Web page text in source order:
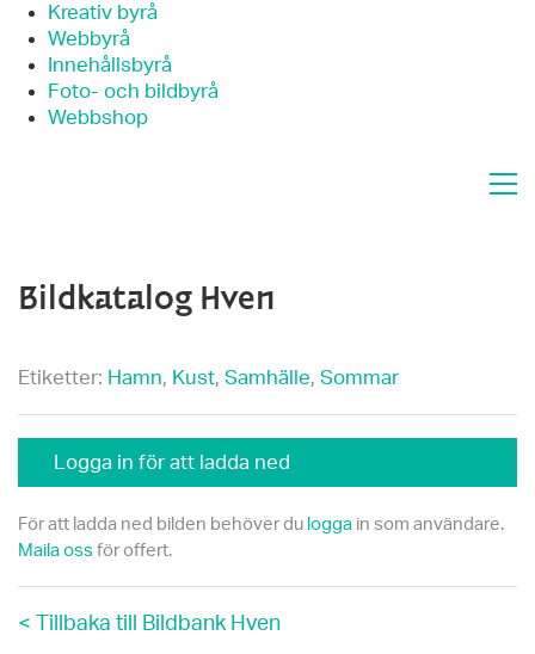
Kreativ byrå
Webbyrå
Innehållsbyrå
Foto- och bildbyrå
Webbshop
Bildkatalog Hven
Etiketter: Hamn, Kust, Samhälle, Sommar
Logga in för att ladda ned
För att ladda ned bilden behöver du logga in som användare.
Maila oss för offert.
< Tillbaka till Bildbank Hven